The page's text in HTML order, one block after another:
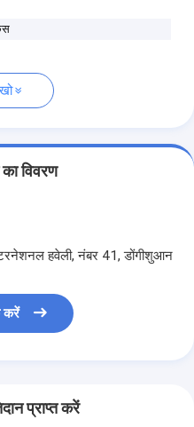
विवरण
हवेली, नंबर 41, डोंगीशुआन
करें
प्राप्त करें